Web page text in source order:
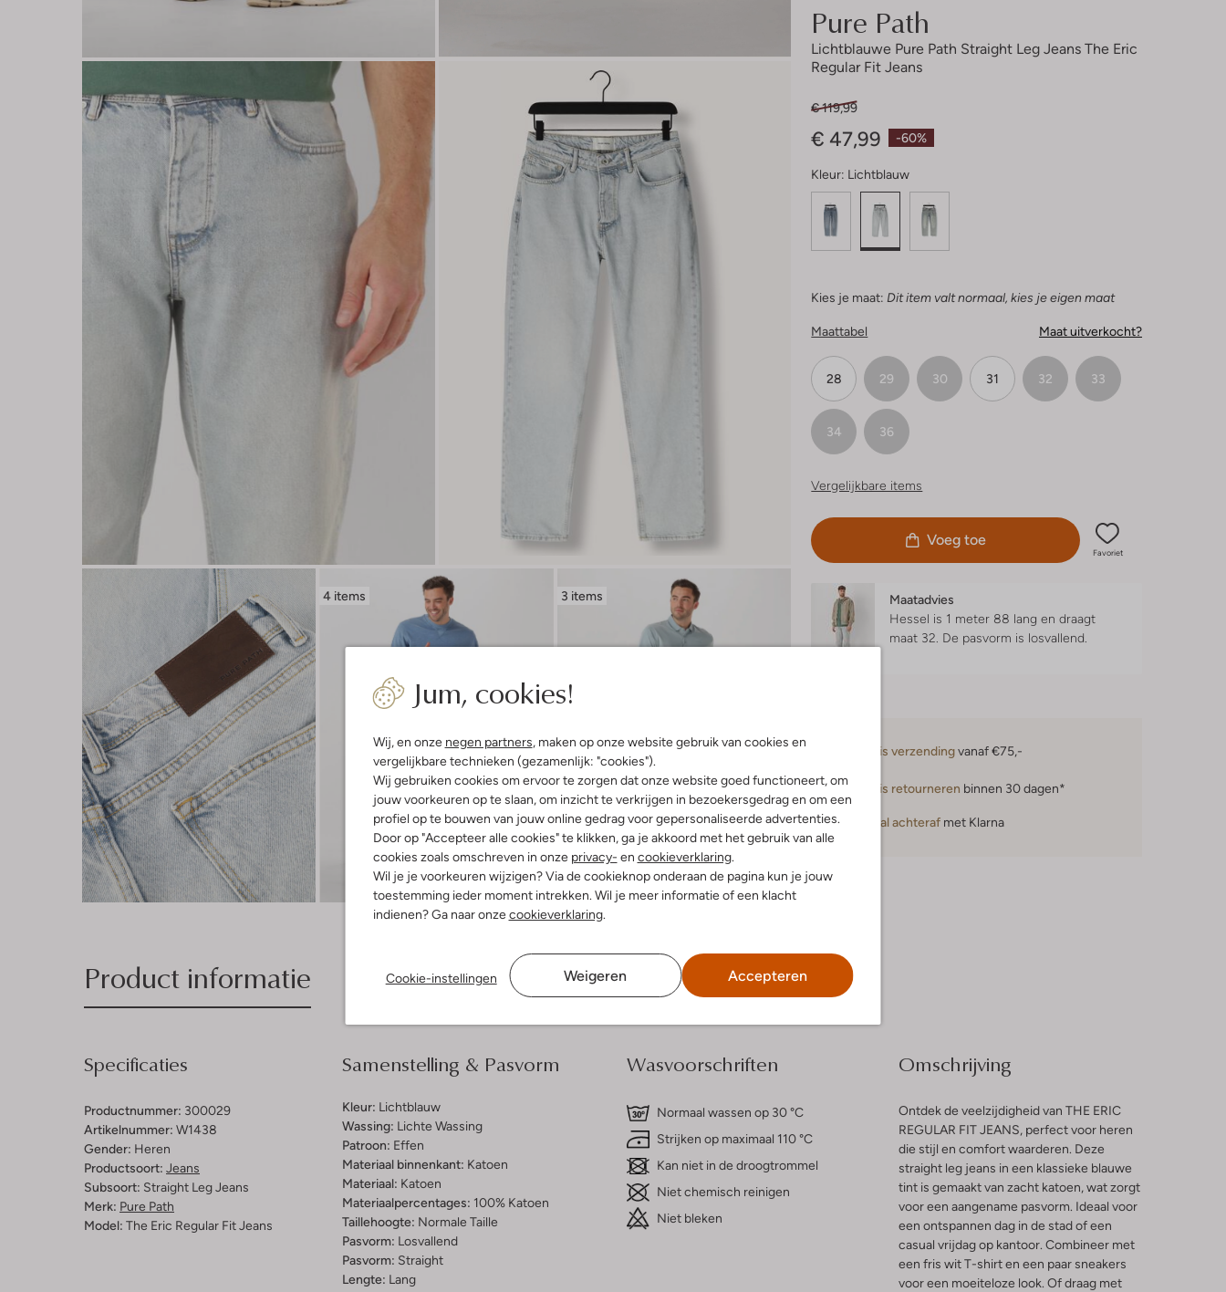
Jum, cookies!
Wij, en onze negen partners, maken op onze website gebruik van cookies en
vergelijkbare technieken (gezamenlijk: "cookies").
Wij gebruiken cookies om ervoor te zorgen dat onze website goed functioneert, om
jouw voorkeuren op te slaan, om inzicht te verkrijgen in bezoekersgedrag en om een
profiel op te bouwen van jouw online gedrag voor gepersonaliseerde advertenties.
Door op "Accepteer alle cookies" te klikken, ga je akkoord met het gebruik van alle
cookies zoals omschreven in onze privacy- en cookieverklaring.
Wil je je voorkeuren wijzigen? Via de cookieknop onderaan de pagina kun je jouw
toestemming ieder moment intrekken. Wil je meer informatie of een klacht
indienen? Ga naar onzecookieverklaring.
Cookie-instellingen Weigeren Accepteren
4 items
Ontdek de look
3 items
Ontdek de look
Pure Path
Lichtblauwe Pure Path Straight Leg Jeans The Eric
Regular Fit Jeans
-60%
€ 119,99
€ 47,99
Kleur: Lichtblauw
Kies je maat: Dit item valt normaal, kies je eigen maat
Maattabel Maat uitverkocht?
28 29 30 31 32 33
34 36
Vergelijkbare items
Voeg toe
Favoriet
Maatadvies
Hessel is 1 meter 88 lang en draagt
maat 32. De pasvorm is losvallend.
Gratis verzendingvanaf €75,-
Gratis retourneren binnen 30 dagen*
Betaal achteraf met Klarna
Product informatie Bezorgen & retourneren
Specificaties
Productnummer: 300029
Artikelnummer: W1438
Gender: Heren
Productsoort: Jeans
Subsoort: Straight Leg Jeans
Merk: Pure Path
Model: The Eric Regular Fit Jeans
Samenstelling & Pasvorm
Kleur: Lichtblauw
Wassing: Lichte Wassing
Patroon: Effen
Materiaal binnenkant: Katoen
Materiaal: Katoen
Materiaalpercentages: 100% Katoen
Taillehoogte: Normale Taille
Pasvorm: Losvallend
Pasvorm: Straight
Lengte: Lang
Wasvoorschriften
Normaal wassen op 30 °C
Strijken op maximaal 110 °C
Kan niet in de droogtrommel
Niet chemisch reinigen
Niet bleken
Omschrijving
Ontdek de veelzijdigheid van THE ERIC
REGULAR FIT JEANS, perfect voor heren
die stijl en comfort waarderen. Deze
straight leg jeans in een klassieke blauwe
tint is gemaakt van zacht katoen, wat zorgt
voor een aangename pasvorm. Ideaal voor
een ontspannen dag in de stad of een
casual vrijdag op kantoor. Combineer met
een fris wit T-shirt en een paar sneakers
voor een moeiteloze look. Of draag met